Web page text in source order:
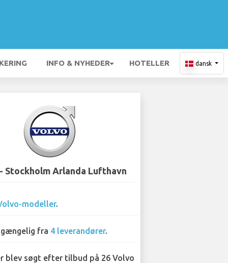
INFO & NYHEDER HOTELLER dansk
Stockholm Arlanda Lufthavn
modeller.
fra 4 leverandører.
blev søgt efter tilbud på 26 Volvo